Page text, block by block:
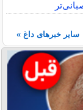
سایر خبرهای داغ »